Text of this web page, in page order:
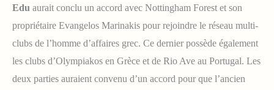
Edu aurait conclu un accord avec Nottingham Forest et son
propriétaire Evangelos Marinakis pour rejoindre le réseau multi-
clubs de l’homme d’affaires grec. Ce dernier possède également
les clubs d’Olympiakos en Grèce et de Rio Ave au Portugal. Les
deux parties auraient convenu d’un accord pour que l’ancien